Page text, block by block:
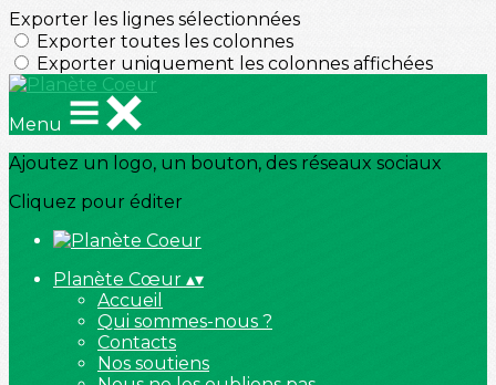
Exporter les lignes sélectionnées
Exporter toutes les colonnes
Exporter uniquement les colonnes affichées
Menu
Ajoutez un logo, un bouton, des réseaux sociaux
Cliquez pour éditer
Planète Cœur ▴▾
Accueil
Qui sommes-nous ?
Contacts
Nos soutiens